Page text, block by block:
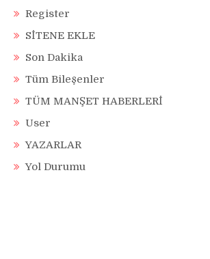
Register
SİTENE EKLE
Son Dakika
Tüm Bileşenler
TÜM MANŞET HABERLERİ
User
YAZARLAR
Yol Durumu